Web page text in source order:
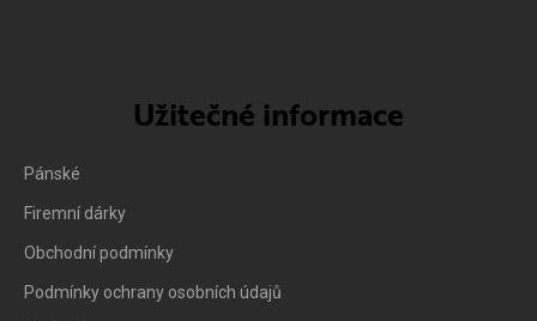
Užitečné informace
Pánské
Firemní dárky
Obchodní podmínky
Podmínky ochrany osobních údajů